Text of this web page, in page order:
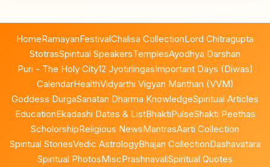
HomeRamayanFestivalChalisa CollectionLord Chitragupta
StotrasSpiritual SpeakersTemplesAyodhya Darshan
Puri - The Holy City12 JyotirlingasImportant Days (Diwas)
CalendarHealthVidyarthi Vigyan Manthan (VVM)
Goddess DurgaSanatan Dharma KnowledgeSpiritual Articles
EducationEkadashi Dates & ListBhaktiPulseShakti Peethas
ScholorshipReligious NewsMantrasAarti Collection
Spiritual StoriesVedic AstrologyBhajan CollectionDashavatara
Spiritual PhotosMiscPrashnavaliSpiritual Quotes